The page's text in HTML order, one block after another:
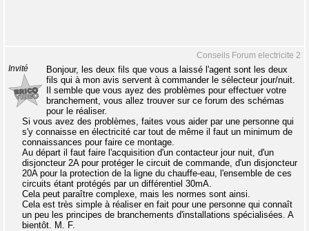
Conseils Forum electricite 2
Invité
Bonjour, les deux fils que vous a laissé l'agent sont les deux
fils qui à mon avis servent à commander le sélecteur jour/nuit.
Il semble que vous ayez des problèmes pour effectuer votre
branchement, vous allez trouver sur ce forum des schémas
pour le réaliser.
Si vous avez des problèmes, faites vous aider par une personne qui
s'y connaisse en électricité car tout de même il faut un minimum de
connaissances pour faire ce montage.
Au départ il faut faire l'acquisition d'un contacteur jour nuit, d'un
disjoncteur 2A pour protéger le circuit de commande, d'un disjoncteur
20A pour la protection de la ligne du chauffe-eau, l'ensemble de ces
circuits étant protégés par un différentiel 30mA.
Cela peut paraître complexe, mais les normes sont ainsi.
Cela est très simple à réaliser en fait pour une personne qui connaît
un peu les principes de branchements d'installations spécialisées. A
bientôt. M. F.